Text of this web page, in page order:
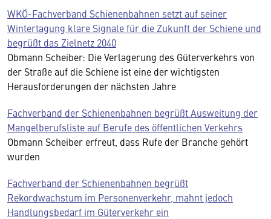
WKÖ-Fachverband Schienenbahnen setzt auf seiner
Wintertagung klare Signale für die Zukunft der Schiene und
begrüßt das Zielnetz 2040
Obmann Scheiber: Die Verlagerung des Güterverkehrs von
der Straße auf die Schiene ist eine der wichtigsten
Herausforderungen der nächsten Jahre
Fachverband der Schienenbahnen begrüßt Ausweitung der
Mangelberufsliste auf Berufe des öffentlichen Verkehrs
Obmann Scheiber erfreut, dass Rufe der Branche gehört
wurden
Fachverband der Schienenbahnen begrüßt
Rekordwachstum im Personenverkehr, mahnt jedoch
Handlungsbedarf im Güterverkehr ein